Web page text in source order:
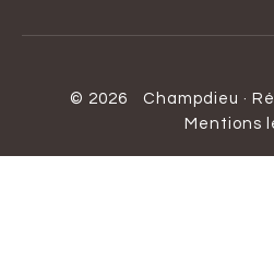
© 2026 Champdieu ·
Mentions